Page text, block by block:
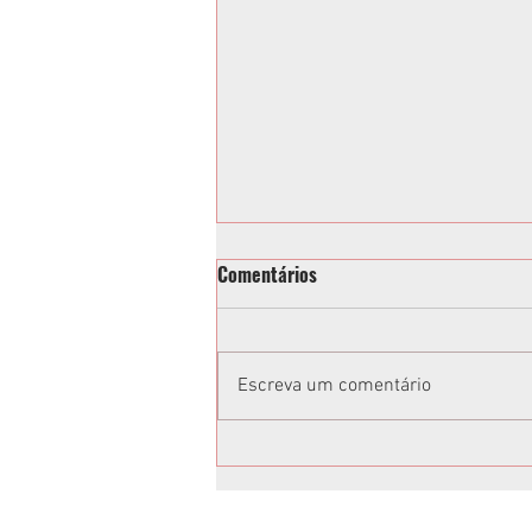
Vereadora acusa Tathiana
Comentários
Escreva um comentário